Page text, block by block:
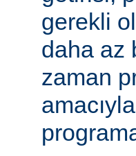
gerekli
daha az
zaman